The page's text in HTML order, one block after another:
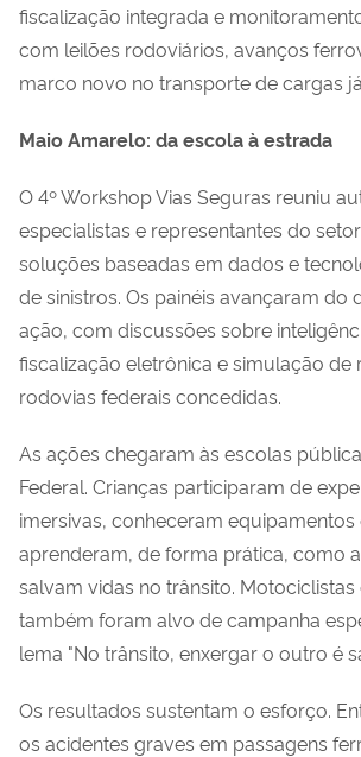
fiscalização integrada e
com leilões rodoviários, avanços
marco novo no transporte de cargas
Maio Amarelo: da escola à estrada
O 4º Workshop Vias Seguras reuniu
especialistas e representantes do
soluções baseadas em dados e
de sinistros. Os painéis avançaram do
ação, com discussões sobre
fiscalização eletrônica e simulação de
rodovias federais concedidas.
As ações chegaram às escolas
Federal. Crianças participaram de
imersivas, conheceram equipamentos
aprenderam, de forma prática, como
salvam vidas no trânsito. Motociclistas
também foram alvo de campanha
lema "No trânsito, enxergar o outro é
Os resultados sustentam o esforço.
os acidentes graves em passagens